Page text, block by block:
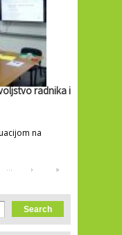
radnika i
na
… › »